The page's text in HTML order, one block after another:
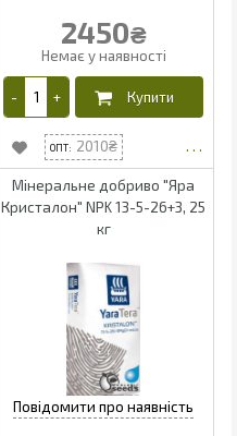
2450₴
2010
Мінеральне добриво "Яра
Кристалон" NPK 13-5-26+3, 25
кг